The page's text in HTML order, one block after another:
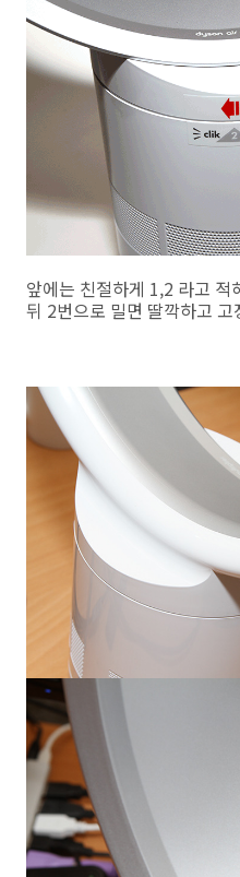
앞에는 친절하게 1,2 라고
뒤 2번으로 밀면 딸깍하고